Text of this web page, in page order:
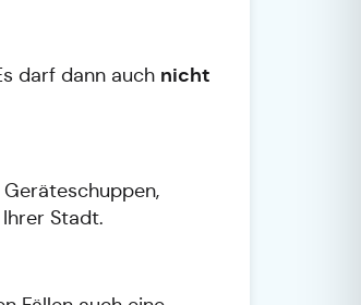
darf dann auch nicht
Stadt.